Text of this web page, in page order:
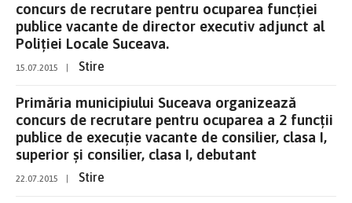
concurs de recrutare pentru ocuparea funcţiei
publice vacante de director executiv adjunct al
Poliţiei Locale Suceava.
15.07.2015 Stire
Primăria municipiului Suceava organizează
concurs de recrutare pentru ocuparea a 2 funcţii
publice de execuţie vacante de consilier, clasa I,
superior şi consilier, clasa I, debutant
22.07.2015 Stire